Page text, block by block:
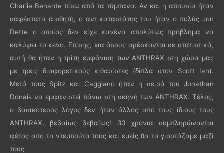
Charlie Benante πίσω από τα τύμπανα. Αν και η απουσία ήταν
σαφέστατα αισθητή, ο αντικαταστάτης του ήταν ο πολύς Jon
Dette ο οποίος δεν είχε κανένα απολύτως πρόβλημα να
καλύψει το κενό. Επίσης, για όσους αρέσκονται σε στατιστικά,
αυτή θα ήταν η τρίτη εμφάνιση των ANTHRAX στη χώρα μας
με τρεις διαφορετικούς κιθαρίστες (δίπλα στον Scott Ian).
Μετά τους Spitz και Caggiano ήταν η σειρά του Jonathan
Donais να εμφανιστεί πάνω στη σκηνή των ANTHRAX. Τέλος,
ο βασικότερος λόγος δεν ήταν άλλος από τους ίδιους τους
ANTHRAX, βεβαίως βεβαίως! 30 χρόνια συμπληρώνονται
φέτος από το ντεμπούτο τους και εμείς θα το γιορτάζαμε μαζί
τους.